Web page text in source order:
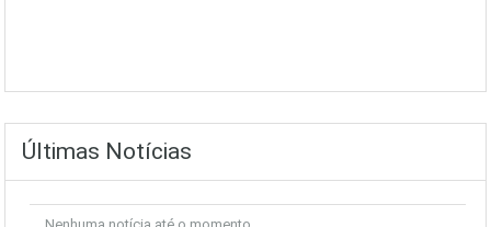
Últimas Notícias